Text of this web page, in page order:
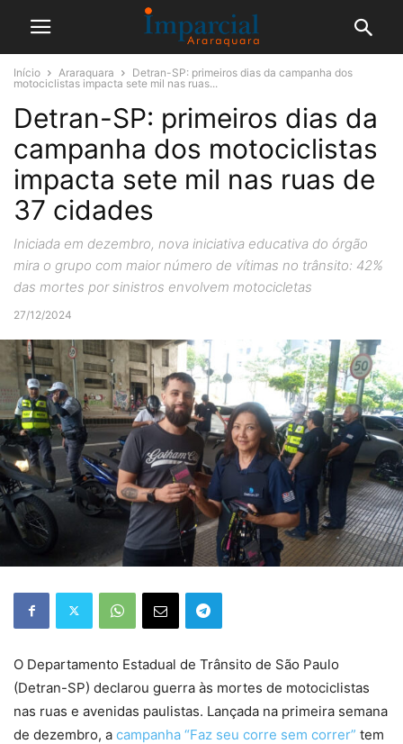
Início Araraquara
Detran-SP: primeiros dias da campanha dos
motociclistas impacta sete mil nas ruas...
Detran-SP: primeiros dias da
campanha dos motociclistas
impacta sete mil nas ruas de
37 cidades
Iniciada em dezembro, nova iniciativa educativa do órgão
mira o grupo com maior número de vítimas no trânsito: 42%
das mortes por sinistros envolvem motocicletas
27/12/2024
O Departamento Estadual de Trânsito de São Paulo
(Detran-SP) declarou guerra às mortes de motociclistas
nas ruas e avenidas paulistas. Lançada na primeira semana
de dezembro, a campanha “Faz seu corre sem correr” tem